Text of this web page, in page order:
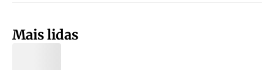
Mais lidas